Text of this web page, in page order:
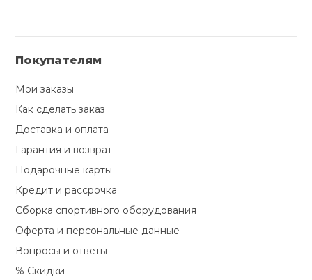
Покупателям
Мои заказы
Как сделать заказ
Доставка и оплата
Гарантия и возврат
Подарочные карты
Кредит и рассрочка
Сборка спортивного оборудования
Оферта и персональные данные
Вопросы и ответы
% Скидки